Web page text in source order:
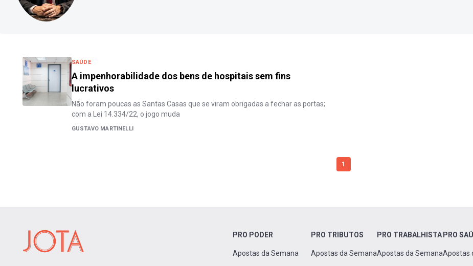
SAÚDE
A impenhorabilidade dos bens de hospitais sem fins
lucrativos
Não foram poucas as Santas Casas que se viram obrigadas a fechar as portas;
com a Lei 14.334/22, o jogo muda
GUSTAVO MARTINELLI
1
PRO PODER
Apostas da Semana
PRO TRIBUTOS
Apostas da Semana
PRO TRABALHISTA
Apostas da Semana
PRO
Apostas